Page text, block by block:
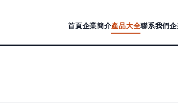
首頁企業簡介產品大全聯系我們